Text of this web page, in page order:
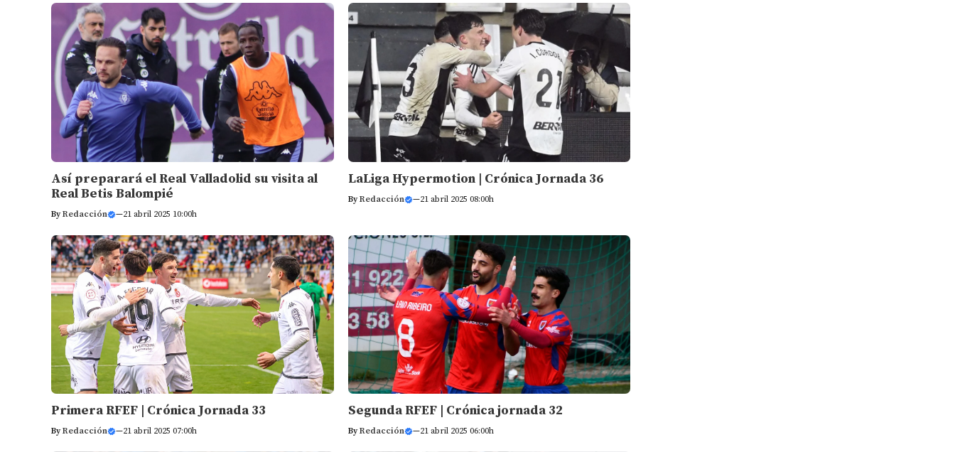
Así preparará el Real Valladolid su visita al
Real Betis Balompié
ByRedacción —21 abril 2025 10:00h
LaLiga Hypermotion | Crónica Jornada 36
ByRedacción —21 abril 2025 08:00h
Primera RFEF | Crónica Jornada 33
ByRedacción —21 abril 2025 07:00h
Segunda RFEF | Crónica jornada 32
ByRedacción —21 abril 2025 06:00h